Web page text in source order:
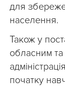
для
населення.
Також у
обласним та
початку